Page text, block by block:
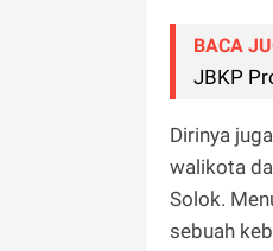
BACA
JBKP
Dirinya
walikota
Solok.
sebuah